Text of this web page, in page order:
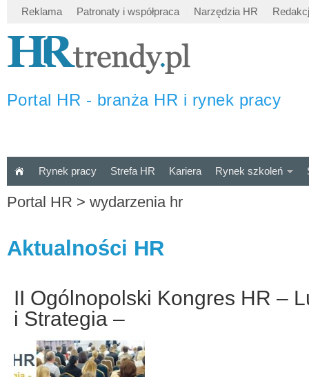
Reklama Patronaty i współpraca Narzędzia HR
Portal HR - branża HR i rynek pracy
Rynek pracy Strefa HR Kariera Rynek szkoleń
Portal HR > wydarzenia hr
Aktualności HR
II Ogólnopolski Kongres HR –
i Strategia –